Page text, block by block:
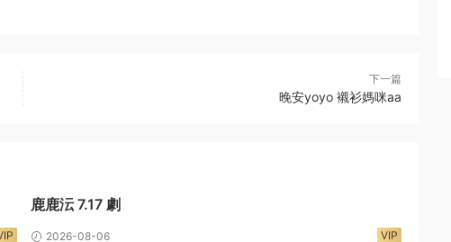
下一篇
晚安yoyo 襯衫媽咪aa
鹿鹿沄 7.17 劇
2026-08-06 VIP